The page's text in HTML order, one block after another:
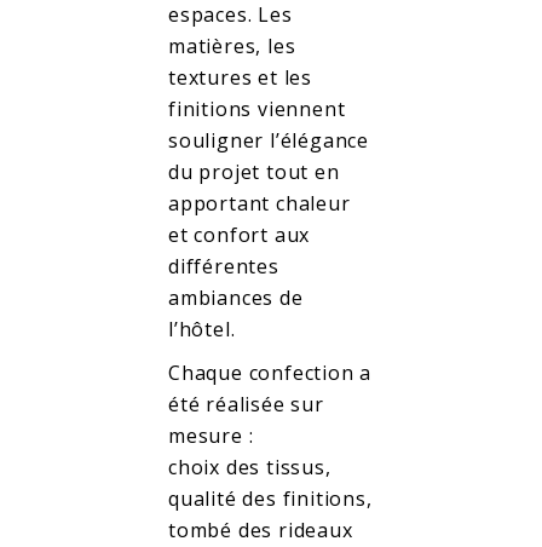
espaces. Les
matières, les
textures et les
finitions viennent
souligner l’élégance
du projet tout en
apportant chaleur
et confort aux
différentes
ambiances de
l’hôtel.
Chaque confection a
été réalisée sur
mesure :
choix des tissus,
qualité des finitions,
tombé des rideaux